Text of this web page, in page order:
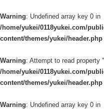
Warning: Undefined array key 0 in
/home/yukei/0118yukei.com/
content/themes/yukei/header.php
Warning: Attempt to read property
/home/yukei/0118yukei.com/
content/themes/yukei/header.php
Warning: Undefined array key 0 in